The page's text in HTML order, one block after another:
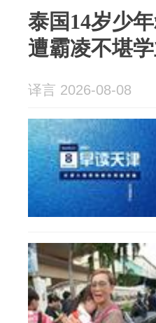
泰国14岁少
遭霸凌不堪
译言 2026-08-08